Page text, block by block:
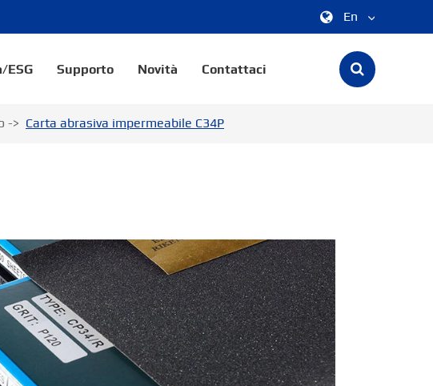
En
Español
italiano
русский
português
ESG Supporto Novità Contattaci
Carta abrasiva impermeabile C34P